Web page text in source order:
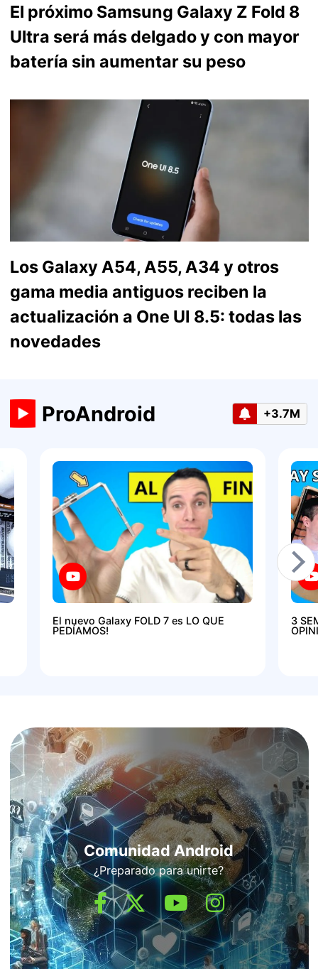
El próximo Samsung Galaxy Z Fold 8
Ultra será más delgado y con mayor
batería sin aumentar su peso
Los Galaxy A54, A55, A34 y otros
gama media antiguos reciben la
actualización a One UI 8.5: todas las
novedades
ProAndroid +3.7M
El nuevo Galaxy FOLD 7 es LO QUE
PEDÍAMOS!
3
Comunidad Android
¿Preparado para unirte?